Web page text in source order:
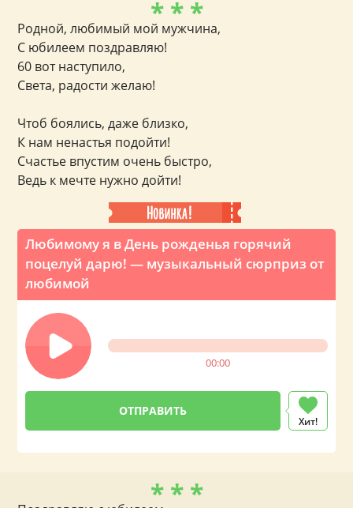
Любимому я в День рожденья горячий
поцелуй дарю! — музыкальный сюрприз от
любимой
00:00
Хит!
* * *
Родной, любимый мой мужчина,
С юбилеем поздравляю!
60 вот наступило,
Света, радости желаю!
Чтоб боялись, даже близко,
К нам ненастья подойти!
Счастье впустим очень быстро,
Ведь к мечте нужно дойти!
* * *